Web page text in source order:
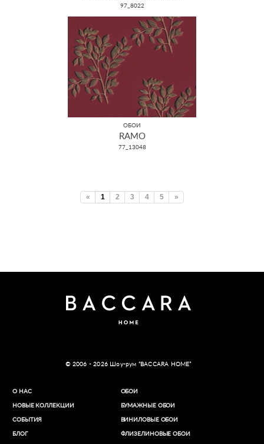
97_8022
ОБОИ
RAMO
77_13048
« 1 2 3 4 5 »
© 2006 - 2026 Шоу-рум “BACCARA HOME”
О НАС
НОВЫЕ КОЛЛЕКЦИИ
СОБЫТИЯ
БЛОГ
ОБОИ
БУМАЖНЫЕ ОБОИ
ВИНИЛОВЫЕ ОБОИ​
ФЛИЗЕЛИНОВЫЕ ОБОИ